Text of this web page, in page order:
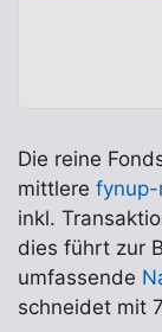
Die reine
mittlere
inkl.
dies führt zur
umfassende
schneidet mit